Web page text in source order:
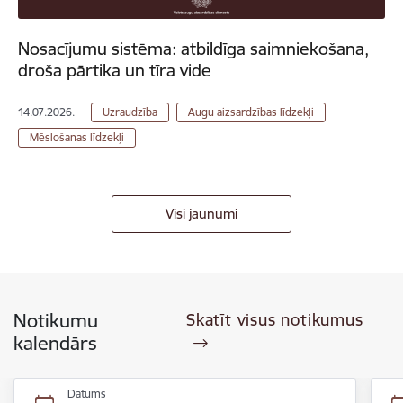
Nosacījumu sistēma: atbildīga saimniekošana,
droša pārtika un tīra vide
14.07.2026. Uzraudzība
Augu aizsardzības līdzekļi
Mēslošanas līdzekļi
Visi jaunumi
Notikumu
kalendārs
Skatīt visus notikumus
Datums